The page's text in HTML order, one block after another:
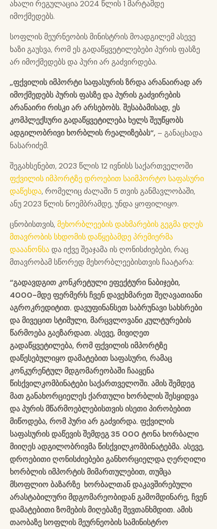
ახალი რეგულაცია 2024 წლის 1 მარტამდე
იმოქმედებს.
სოფლის მეურნეობის მინისტრის მოადგილემ ასევე
ხაზი გაუსვა, რომ ეს გადაწყვეტილებები პურის ფასზე
არ იმოქმედებს და პური არ გაძვირდება.
„ფქვილის იმპორტი საფასურის ზრდა არანაირად არ
იმოქმედებს პურის ფასზე და პურის გაძვირების
არანაირი რისკი არ არსებობს. შესაბამისად, ეს
კომპლექსური გადაწყვეტილება ხელს შეუწყობს
ადგილობრივი ხორბლის რეალიზებას“, – განაცხადა
ნასარიძემ.
შეგახსენებთ, 2023 წლის 12 ივნისს საქართველოში
ფქვილის იმპორტზე დროებით საიმპორტო საფასური
დაწესდა, რომელიც ძალაში 5 თვის განმავლობაში,
ანუ 2023 წლის ნოემბრამდე, უნდა ყოფილიყო.
ცნობისთვის, მეხორბლეების დახმარების გეგმა დღეს
მთავრობის სხდომის დაწყებამდე პრემიერმა
დააანონსადა იქვე შეაჯამა ის ღონისძიებები, რაც
მთავრობამ სწორედ მეხორბლეებისთვის ჩაატარა:
“გადავდგით კონკრეტული ეფექტური ნაბიჯები,
4000-მდე ფერმერს ჩვენ დავეხმარეთ შეღავათიანი
აგროკრედიტით. დავუფინანსეთ საბრუნავი სახსრები
და მივეცით სტიმული, მარცვლოვანი კულტურების
წარმოება გაეზარდათ. ასევე, მივიღეთ
გადაწყვეტილება, რომ ფქვილის იმპორტზე
დაწესებულიყო დამატებით საფასური, რამაც
კონკურენტულ მდგომარეობაში ჩააყენა
წისქვილკომბინატები საქართველოში. ამის შემდეგ
მათ განახორციელეს ქართული ხორბლის შესყიდვა
და პურის მწარმოებლებისთვის ისეთი პირობებით
მიწოდება, რომ პური არ გაძვირდა. ფქვილის
საფასურის დაწევის შემდეგ 35 000 ტონა ხორბალი
მიიღეს ადგილობრივმა წისქვილკომბინატებმა. ასევე,
დროებითი ღონისძიებები განხორციელდა ღერღილი
ხორბლის იმპორტის მიმართულებით, თუმცა
მსოფლიო ბაზარზე ხორბალთან დაკავშირებული
არასტაბილური მდგომარეობიდან გამომდინარე, ჩვენ
დამატებითი ზომების მიღებაზე შევთანხმდით. ამის
თაობაზე სოფლის მეურნეობის სამინისტრო